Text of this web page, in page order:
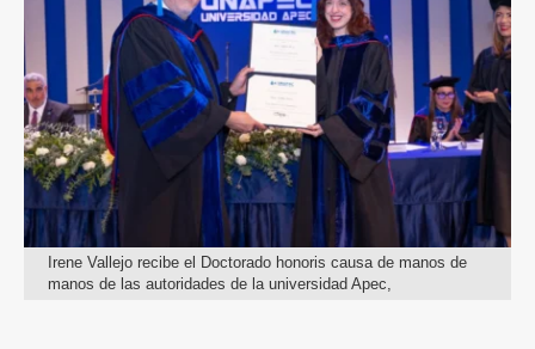
Irene Vallejo recibe el Doctorado honoris causa de manos de
manos de las autoridades de la universidad Apec,